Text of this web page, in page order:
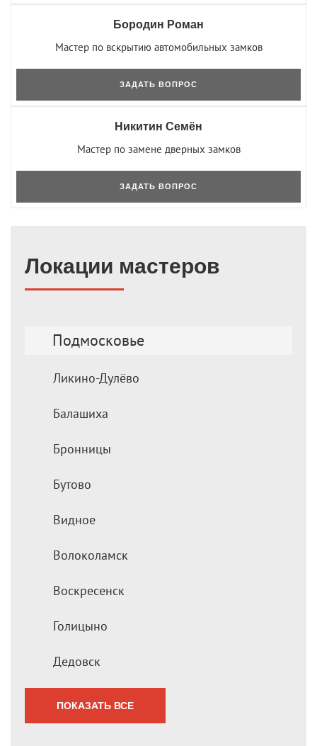
Бородин Роман
Мастер по вскрытию автомобильных замков
ЗАДАТЬ ВОПРОС
Никитин Семён
Мастер по замене дверных замков
ЗАДАТЬ ВОПРОС
Локации мастеров
Подмосковье
Ликино-Дулёво
Балашиха
Бронницы
Бутово
Видное
Волоколамск
Воскресенск
Голицыно
Дедовск
ПОКАЗАТЬ ВСЕ